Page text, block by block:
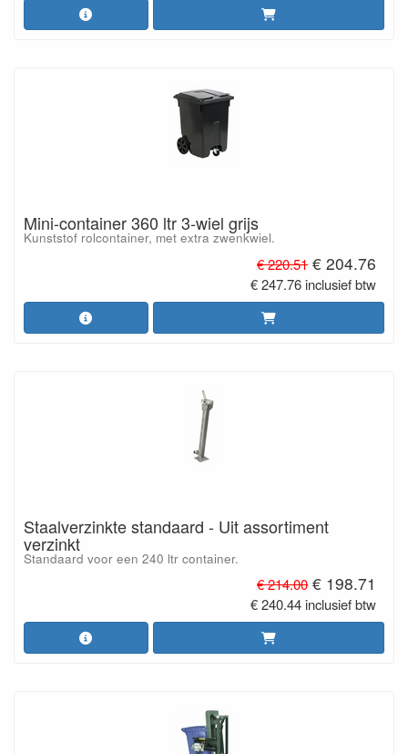
Mini-container 360 ltr 3-wiel grijs
Kunststof rolcontainer, met extra zwenkwiel.
€ 220.51 € 204.76
€ 247.76 inclusief btw
Staalverzinkte standaard - Uit assortiment
verzinkt
Standaard voor een 240 ltr container.
€ 214.00 € 198.71
€ 240.44 inclusief btw